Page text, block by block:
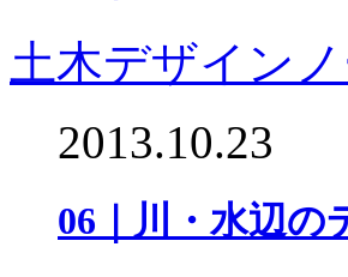
土木デザインノ
2013.10.23
06｜川・水辺の